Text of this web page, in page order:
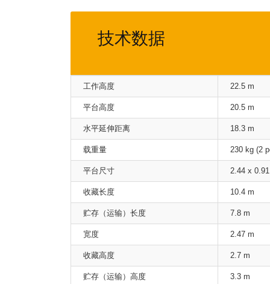
技术数据
工作高度 22.5 m
平台高度 20.5 m
水平延伸距离 18.3 m
载重量 230 kg (2
平台尺寸 2.44 x
收藏长度 10.4 m
贮存（运输）长度 7.8 m
宽度 2.47 m
收藏高度 2.7 m
贮存（运输）高度 3.3 m